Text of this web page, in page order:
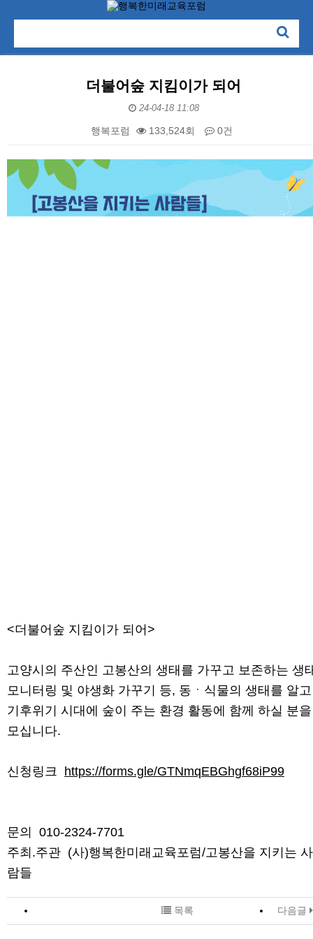
더불어숲 지킴이가 되어
24-04-18 11:08
행복포럼 133,524회 0건
본문
<더불어숲 지킴이가 되어>
고양시의 주산인 고봉산의 생태를 가꾸고 보존하는 생
모니터링 및 야생화 가꾸기 등, 동ㆍ식물의 생태를 알고
기후위기 시대에 숲이 주는 환경 활동에 함께 하실 분을
모십니다.
신청링크 https://forms.gle/GTNmqEBGhgf68iP99
문의 010-2324-7701
주최.주관 (사)행복한미래교육포럼/고봉산을 지키는 사
람들
다음글
목록